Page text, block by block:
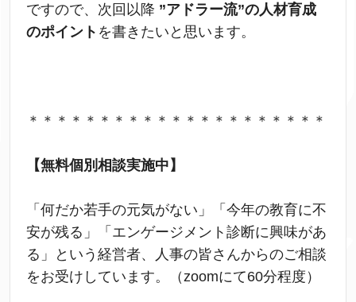
ですので、次回以降 ”アドラー流”の人材育成
のポイント を書きたいと思います。
＊＊＊＊＊＊＊＊＊＊＊＊＊＊＊＊＊＊＊＊＊
【無料個別相談実施中】
「何だか若手の元気がない」「今年の教育に不
安が残る」「エンゲージメント診断に興味があ
る」という経営者、人事の皆さんからのご相談
をお受けしています。（zoomにて60分程度）